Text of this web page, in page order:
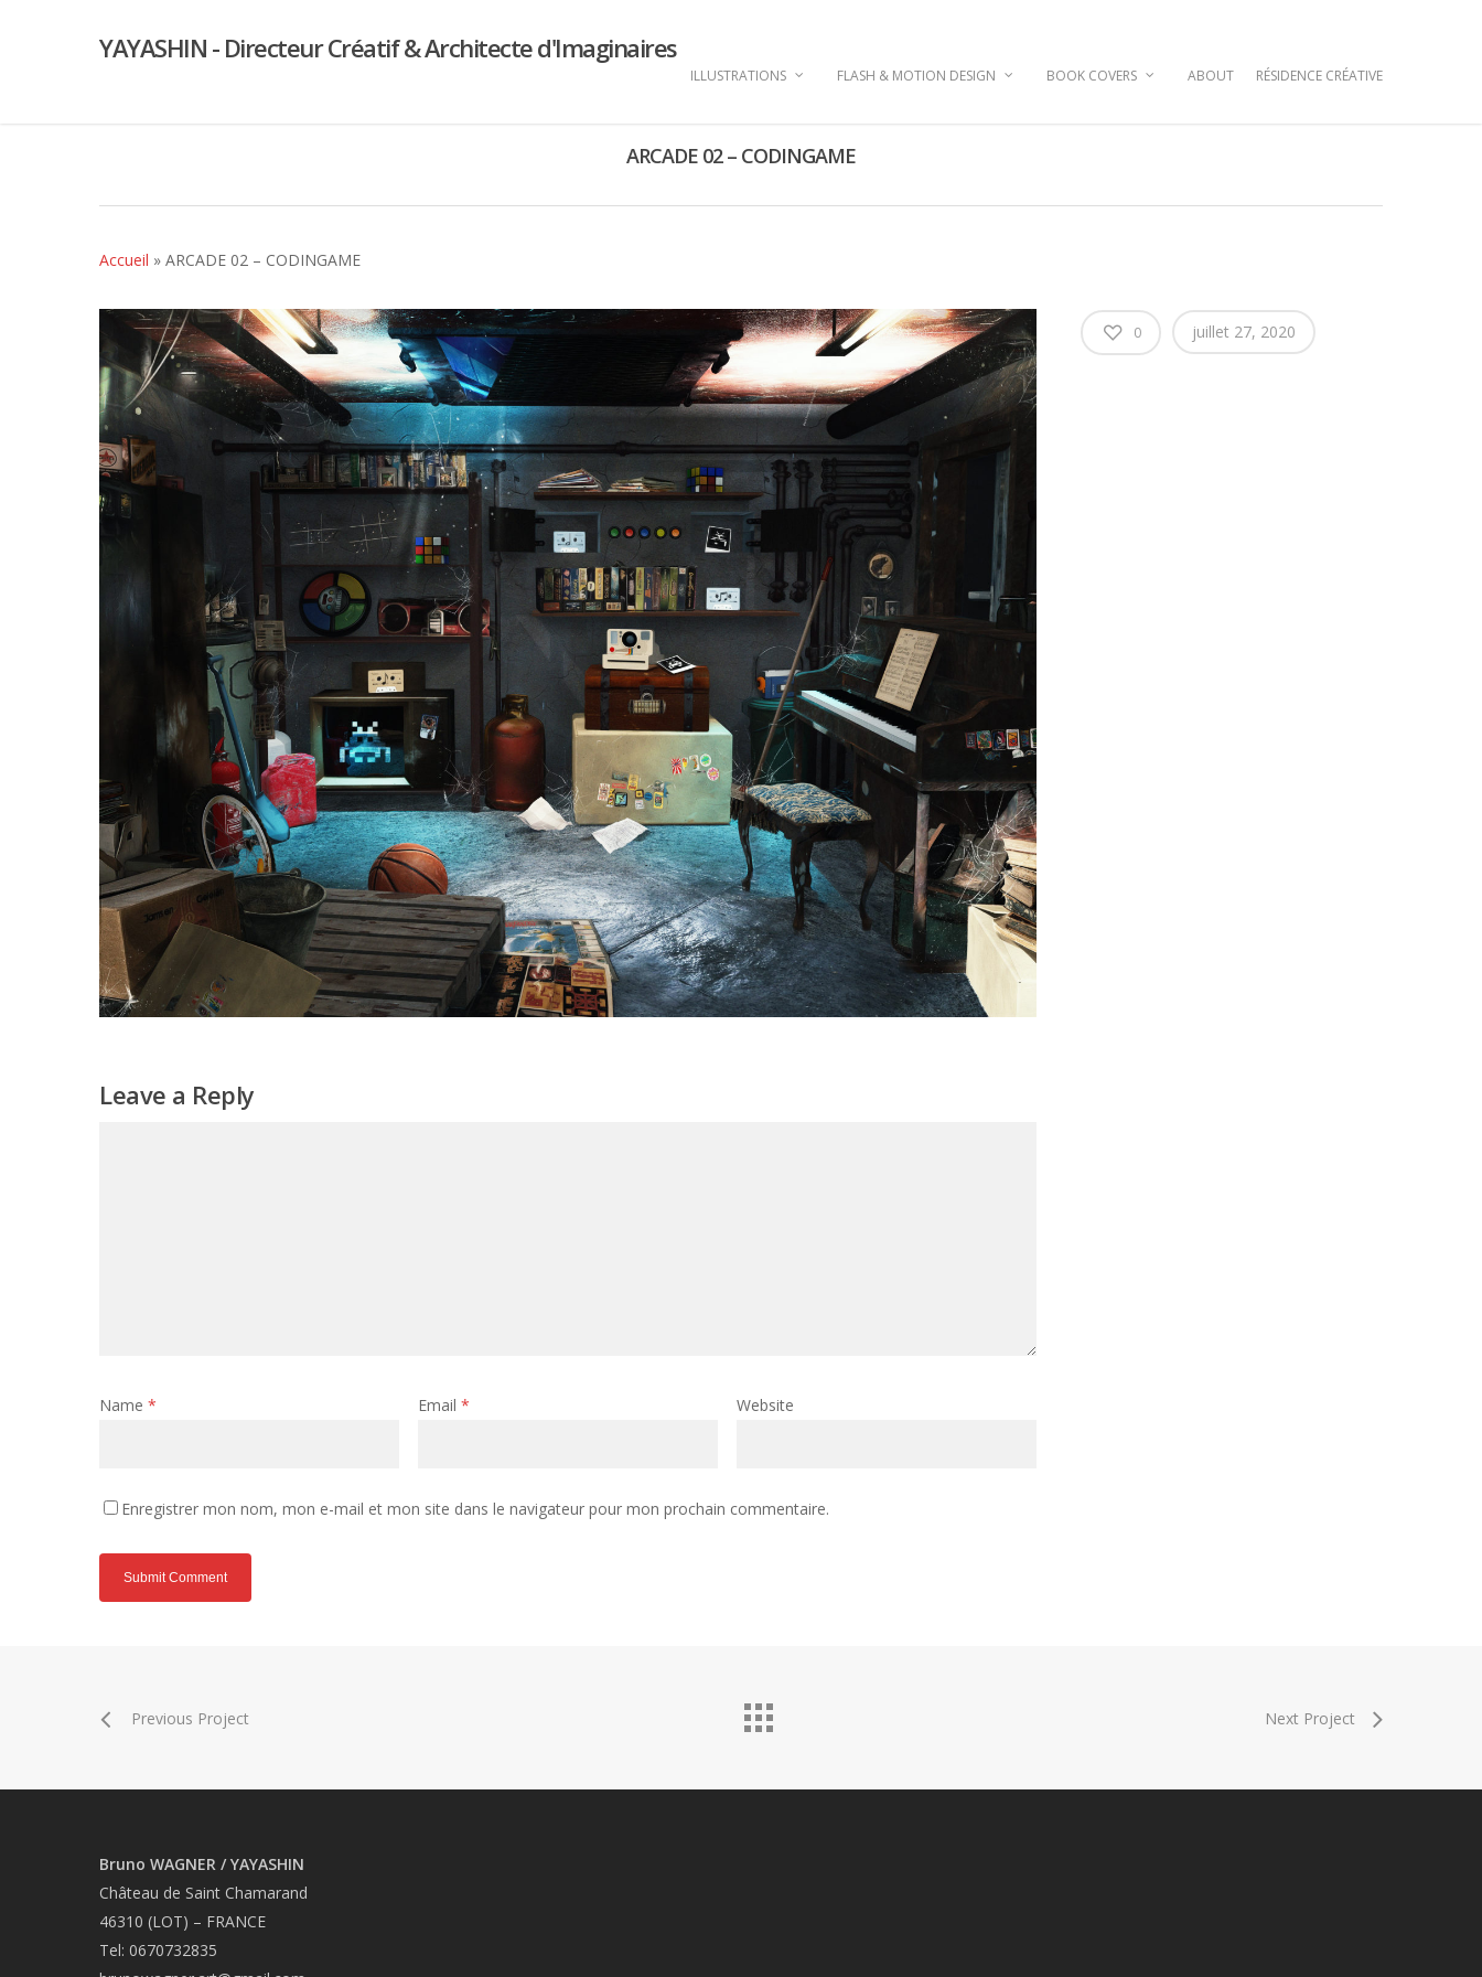
YAYASHIN - Directeur Créatif & Architecte d'Imaginaires
ILLUSTRATIONS FLASH & MOTION DESIGN BOOK COVERS ABOUT RÉSIDENCE CRÉATIVE
ARCADE 02 – CODINGAME
Accueil » ARCADE 02 – CODINGAME
Leave a Reply
Name * Email* Website
Enregistrer mon nom, mon e-mail et mon site dans le navigateur pour mon prochain commentaire.
0 juillet 27, 2020
Previous Project Next Project
Bruno WAGNER / YAYASHIN
Château de Saint Chamarand
46310 (LOT) – FRANCE
Tel: 0670732835